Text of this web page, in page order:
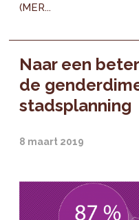
(MER...
Naar een
de
stadsplanning
8 maart 2019